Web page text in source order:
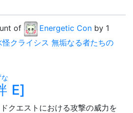
of Energetic Con by 1
怪クライシス 無垢なる者たちの
E]
クエストにおける攻撃の威力を